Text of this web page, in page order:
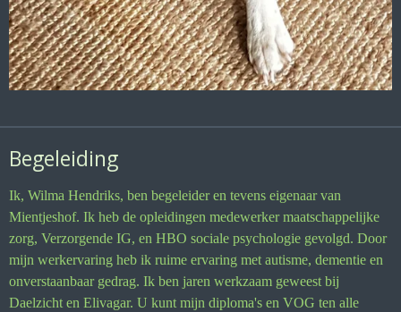
Begeleiding
Ik, Wilma Hendriks, ben begeleider en tevens eigenaar van
Mientjeshof. Ik heb de opleidingen medewerker maatschappelijke
zorg, Verzorgende IG, en HBO sociale psychologie gevolgd. Door
mijn werkervaring heb ik ruime ervaring met autisme, dementie en
onverstaanbaar gedrag. Ik ben jaren werkzaam geweest bij
Daelzicht en Elivagar. U kunt mijn diploma's en VOG ten alle